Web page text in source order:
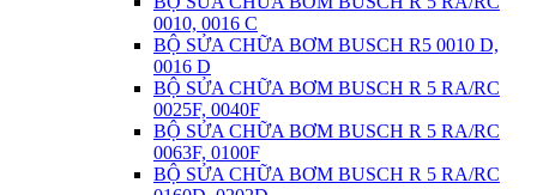
0010, 0016 C
BỘ SỬA CHỮA BƠM BUSCH R5 0010 D,
0016 D
BỘ SỬA CHỮA BƠM BUSCH R 5 RA/RC
0025F, 0040F
BỘ SỬA CHỮA BƠM BUSCH R 5 RA/RC
0063F, 0100F
BỘ SỬA CHỮA BƠM BUSCH R 5 RA/RC